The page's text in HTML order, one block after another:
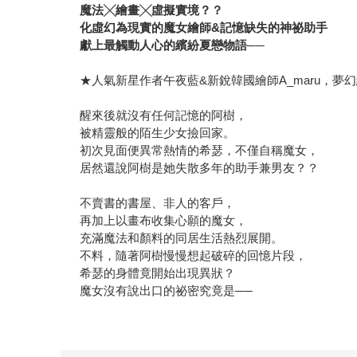
魔法╳繪畫╳虛擬實境？？
化虛幻為現實的魔女繪師&記憶缺失的神祕助手
獻上最觸動人心的繽紛夏戀物語──
★人氣新星作者午夜藍&新銳韓國繪師A_maru，夢幻
醒來後就沒有任何記憶的阿樹，
被精靈般的陌生少女撿回家。
初次見面便異常熱情的希瑟，不僅自稱魔女，
居然還說阿樹是她失散多年的助手兼男友？？
不賣書的書屋、非人的客戶，
再加上以畫布收集心願的魔女，
充滿魔法和顏料的同居生活熱烈展開。
不料，隨著阿樹慢慢想起破碎的回憶片段，
希瑟的身體竟開始出現異狀？
魔女沒有說出口的祕密究竟是──